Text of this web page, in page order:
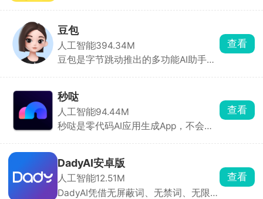
角色都拥有独特的外貌、性格和聊天风
格，能根据设定与对话内容做出符合人
设的回应，代入感极强。聊天支持文
字、语音输入，也可直接选择AI生成的
豆包
人工智能394.34M
豆包是字节跳动推出的多功能AI助手，
解用户问题，提供直击重点的答案。支
持语音输入与输出，提供多种音色选
择，甚至支持方言对话，拟人化程度
高，交流自然流畅。回答后主动推荐相
查看
秒哒
人工智能94.44M
秒哒是零代码AI应用生成App，不会写
览、改界面、打包发布。社区里有超多
别人做好的应用能直接玩，普通人也能
把想法变成真应用。
查看
DadyAI安卓版
人工智能12.51M
DadyAI凭借无屏蔽词、无禁词、无限制
查看